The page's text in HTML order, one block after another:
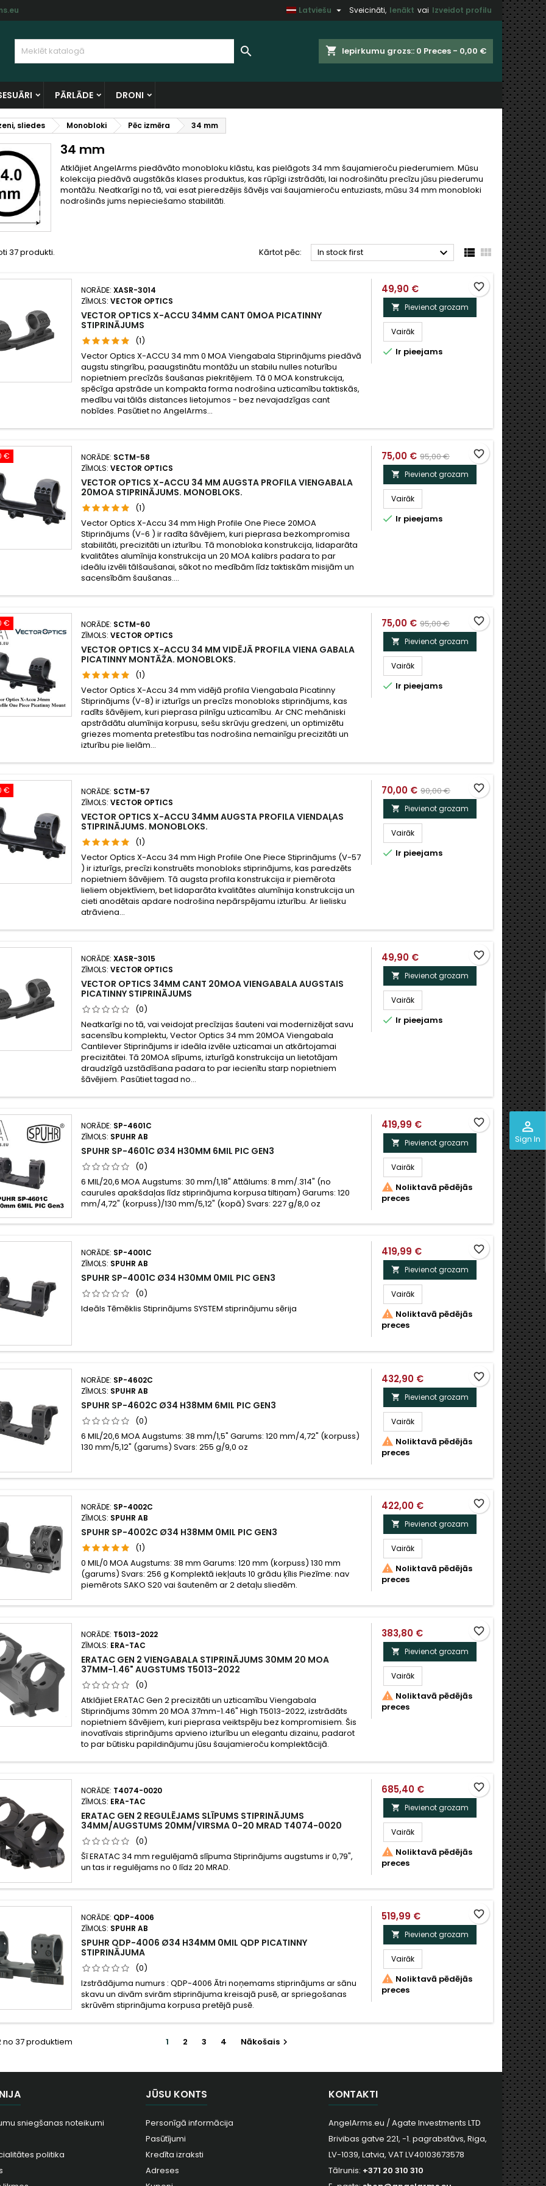
Sveicināti, Ienākt vai Izveidot profilu
Latviešu 
shopping_cart Iepirkumu grozs:: 0 Preces - 0,00 €

perm_identity
Sign In
PĀRLĀDE DRONI
sliedes Monobloki Pēc izmēra 34 mm
34 mm
Atklājiet AngelArms piedāvāto monobloku klāstu, kas pielāgots 34 mm šaujamieroču piederumiem. Mūsu
kolekcija piedāvā augstākās klases produktus, kas rūpīgi izstrādāti, lai nodrošinātu precīzu jūsu piederumu
montāžu. Neatkarīgi no tā, vai esat pieredzējis šāvējs vai šaujamieroču entuziasts, mūsu 34 mm monobloki
nodrošinās jums nepieciešamo stabilitāti.
37 produkti. Kārtot pēc: In stock first   
NORĀDE:XASR-3014
ZĪMOLS:VECTOR OPTICS
VECTOR OPTICS X-ACCU 34MM CANT 0MOA PICATINNY
STIPRINĀJUMS
(1)
Vector Optics X-ACCU 34 mm 0 MOA Viengabala Stiprinājums piedāvā
augstu stingrību, paaugstinātu montāžu un stabilu nulles noturību
nopietniem precīzās šaušanas piekritējiem. Tā 0 MOA konstrukcija,
spēcīga apstrāde un kompakta forma nodrošina uzticamību taktiskās,
medību vai tālās distances lietojumos - bez nevajadzīgas cant
nobīdes. Pasūtiet no AngelArms...
49,90 €
 Pievienot grozam
Vairāk
 Ir pieejams
favorite_border
€ NORĀDE: SCTM-58
ZĪMOLS:VECTOR OPTICS
VECTOR OPTICS X-ACCU 34 MM AUGSTA PROFILA VIENGABALA
20MOA STIPRINĀJUMS. MONOBLOKS.
(1)
Vector Optics X-Accu 34 mm High Profile One Piece 20MOA
Stiprinājums (V-6 ) ir radīta šāvējiem, kuri pieprasa bezkompromisa
stabilitāti, precizitāti un izturību. Tā monobloka konstrukcija, lidaparāta
kvalitātes alumīnija konstrukcija un 20 MOA kalibrs padara to par
ideālu izvēli tālšaušanai, sākot no medībām līdz taktiskām misijām un
sacensībām šaušanas....
75,00 € 95,00 €
 Pievienot grozam
Vairāk
 Ir pieejams
favorite_border
€ NORĀDE: SCTM-60
ZĪMOLS:VECTOR OPTICS
VECTOR OPTICS X-ACCU 34 MM VIDĒJĀ PROFILA VIENA GABALA
PICATINNY MONTĀŽA. MONOBLOKS.
(1)
Vector Optics X-Accu 34 mm vidējā profila Viengabala Picatinny
Stiprinājums (V-8) ir izturīgs un precīzs monobloks stiprinājums, kas
radīts šāvējiem, kuri pieprasa pilnīgu uzticamību. Ar CNC mehāniski
apstrādātu alumīnija korpusu, sešu skrūvju gredzeni, un optimizētu
griezes momenta pretestību tas nodrošina nemainīgu precizitāti un
izturību pie lielām...
75,00 € 95,00 €
 Pievienot grozam
Vairāk
 Ir pieejams
favorite_border
€ NORĀDE: SCTM-57
ZĪMOLS:VECTOR OPTICS
VECTOR OPTICS X-ACCU 34MM AUGSTA PROFILA VIENDAĻAS
STIPRINĀJUMS. MONOBLOKS.
(1)
Vector Optics X-Accu 34 mm High Profile One Piece Stiprinājums (V-57
) ir izturīgs, precīzi konstruēts monobloks stiprinājums, kas paredzēts
nopietniem šāvējiem. Tā augsta profila konstrukcija ir piemērota
lieliem objektīviem, bet lidaparāta kvalitātes alumīnija konstrukcija un
cieti anodētais apdare nodrošina nepārspējamu izturību. Ar lielisku
atrāviena...
70,00 € 90,00 €
 Pievienot grozam
Vairāk
 Ir pieejams
favorite_border
NORĀDE:XASR-3015
ZĪMOLS:VECTOR OPTICS
VECTOR OPTICS 34MM CANT 20MOA VIENGABALA AUGSTAIS
PICATINNY STIPRINĀJUMS
(0)
Neatkarīgi no tā, vai veidojat precīzijas šauteni vai modernizējat savu
sacensību komplektu, Vector Optics 34 mm 20MOA Viengabala
Cantilever Stiprinājums ir ideāla izvēle uzticamai un atkārtojamai
precizitātei. Tā 20MOA slīpums, izturīgā konstrukcija un lietotājam
draudzīgā uzstādīšana padara to par iecienītu starp nopietniem
šāvējiem. Pasūtiet tagad no...
49,90 €
 Pievienot grozam
Vairāk
 Ir pieejams
favorite_border
NORĀDE: SP-4601C
ZĪMOLS: SPUHR AB
SPUHR SP-4601C Ø34 H30MM 6MIL PIC GEN3
(0)
6 MIL/20,6 MOA Augstums: 30 mm/1,18" Attālums: 8 mm/.314" (no
caurules apakšdaļas līdz stiprinājuma korpusa tiltiņam) Garums: 120
mm/4,72" (korpuss)/130 mm/5,12" (kopā) Svars: 227 g/8,0 oz
419,99 €
 Pievienot grozam
Vairāk
 Noliktavā pēdējās
preces
favorite_border
NORĀDE: SP-4001C
ZĪMOLS: SPUHR AB
SPUHR SP-4001C Ø34 H30MM 0MIL PIC GEN3
(0)
Ideāls Tēmēklis Stiprinājums SYSTEM stiprinājumu sērija
419,99 €
 Pievienot grozam
Vairāk
 Noliktavā pēdējās
preces
favorite_border
NORĀDE: SP-4602C
ZĪMOLS: SPUHR AB
SPUHR SP-4602C Ø34 H38MM 6MIL PIC GEN3
(0)
6 MIL/20,6 MOA Augstums: 38 mm/1,5" Garums: 120 mm/4,72" (korpuss)
130 mm/5,12" (garums) Svars: 255 g/9,0 oz
432,90 €
 Pievienot grozam
Vairāk
 Noliktavā pēdējās
preces
favorite_border
NORĀDE: SP-4002C
ZĪMOLS: SPUHR AB
SPUHR SP-4002C Ø34 H38MM 0MIL PIC GEN3
(1)
0 MIL/0 MOA Augstums: 38 mm Garums: 120 mm (korpuss) 130 mm
(garums) Svars: 256 g Komplektā iekļauts 10 grādu ķīlis Piezīme: nav
piemērots SAKO S20 vai šautenēm ar 2 detaļu sliedēm.
422,00 €
 Pievienot grozam
Vairāk
 Noliktavā pēdējās
preces
favorite_border
NORĀDE: T5013-2022
ZĪMOLS: ERA-TAC
ERATAC GEN 2 VIENGABALA STIPRINĀJUMS 30MM 20 MOA
37MM-1.46" AUGSTUMS T5013-2022
(0)
Atklājiet ERATAC Gen 2 precizitāti un uzticamību Viengabala
Stiprinājums 30mm 20 MOA 37mm-1.46" High T5013-2022, izstrādāts
nopietniem šāvējiem, kuri pieprasa veiktspēju bez kompromisiem. Šis
inovatīvais stiprinājums apvieno izturību un elegantu dizainu, padarot
to par būtisku papildinājumu jūsu šaujamieroču komplektācijā.
383,80 €
 Pievienot grozam
Vairāk
 Noliktavā pēdējās
preces
favorite_border
NORĀDE: T4074-0020
ZĪMOLS: ERA-TAC
ERATAC GEN 2 REGULĒJAMS SLĪPUMS STIPRINĀJUMS
34MM/AUGSTUMS 20MM/VIRSMA 0-20 MRAD T4074-0020
(0)
Šī ERATAC 34 mm regulējamā slīpuma Stiprinājums augstums ir 0,79",
un tas ir regulējams no 0 līdz 20 MRAD.
685,40 €
 Pievienot grozam
Vairāk
 Noliktavā pēdējās
preces
favorite_border
NORĀDE: QDP-4006
ZĪMOLS: SPUHR AB
SPUHR QDP-4006 Ø34 H34MM 0MIL QDP PICATINNY
STIPRINĀJUMA
(0)
Izstrādājuma numurs : QDP-4006 Ātri noņemams stiprinājums ar sānu
skavu un divām svirām stiprinājuma kreisajā pusē, ar spriegošanas
skrūvēm stiprinājuma korpusa pretējā pusē.
519,99 €
 Pievienot grozam
Vairāk
 Noliktavā pēdējās
preces
favorite_border
no 37 produktiem 1 2 3 4 Nākošais
sniegšanas noteikumi
politika
JŪSU KONTS
Personīgā informācija
Pasūtījumi
Kredīta izraksti
Adreses
KONTAKTI
AngelArms.eu / Agate Investments LTD
Brivibas gatve 221, -1. pagrabstāvs, Riga,
LV-1039, Latvia, VAT LV40103673578
Tālrunis: +371 20 310 310
wishlists
Create new list
vēlmju sarakstu
Atsaukt Izveidot vēlmju sarakstu
jābūt jāienāk savā kontā, lai saglabātu produktus vēlmju
Atsaukt